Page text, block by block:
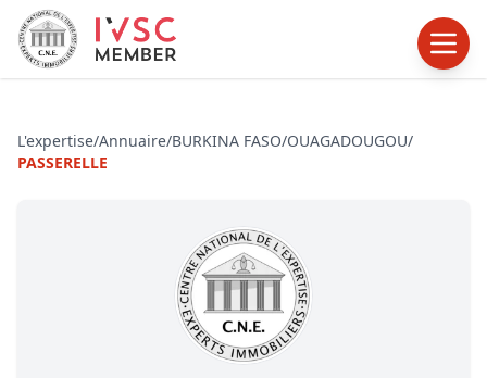
L'expertise/Annuaire/BURKINA FASO/OUAGADOUGOU/
PASSERELLE